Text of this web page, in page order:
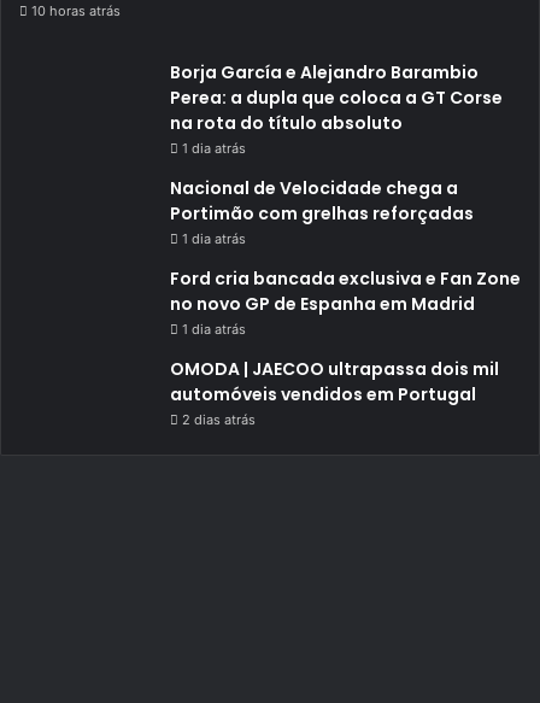
10 horas atrás
Borja García e Alejandro Barambio
Perea: a dupla que coloca a GT Corse
na rota do título absoluto
1 dia atrás
Nacional de Velocidade chega a
Portimão com grelhas reforçadas
1 dia atrás
Ford cria bancada exclusiva e Fan Zone
no novo GP de Espanha em Madrid
1 dia atrás
OMODA | JAECOO ultrapassa dois mil
automóveis vendidos em Portugal
2 dias atrás